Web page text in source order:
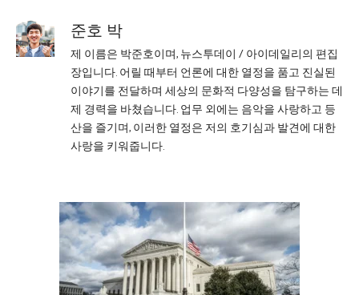
준호 박
제 이름은 박준호이며, 뉴스투데이 / 아이데일리의 편집
장입니다. 어릴 때부터 언론에 대한 열정을 품고 진실된
이야기를 전달하며 세상의 문화적 다양성을 탐구하는 데
제 경력을 바쳤습니다. 업무 외에는 음악을 사랑하고 등
산을 즐기며, 이러한 열정은 저의 호기심과 발견에 대한
사랑을 키워줍니다.